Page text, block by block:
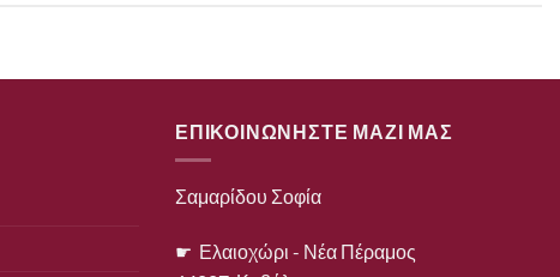
ΕΠΙΚΟΙΝΩΝΗΣΤΕ ΜΑΖΙ ΜΑΣ
Σαμαρίδου Σοφία
☛ Ελαιοχώρι - Νέα Πέραμος